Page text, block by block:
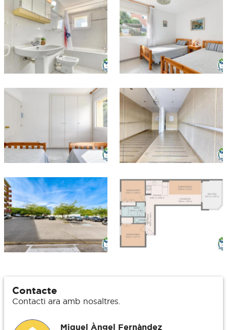
Contacte
Contacti ara amb nosaltres.
Miquel Àngel Fernàndez